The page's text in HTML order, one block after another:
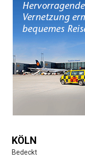
KÖLN
Bedeckt